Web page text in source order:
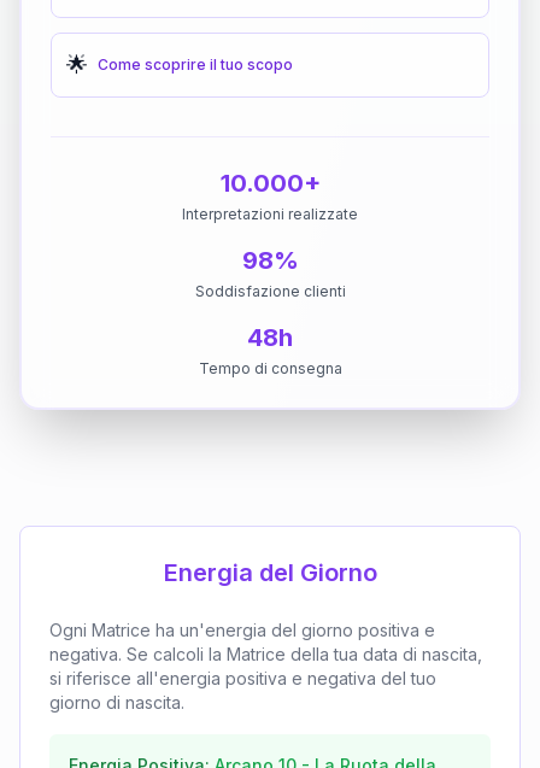
🌟 Come scoprire il tuo scopo
10.000+
Interpretazioni realizzate
98%
Soddisfazione clienti
48h
Tempo di consegna
Energia del Giorno
Ogni Matrice ha un'energia del giorno positiva e
negativa. Se calcoli la Matrice della tua data di nascita,
si riferisce all'energia positiva e negativa del tuo
giorno di nascita.